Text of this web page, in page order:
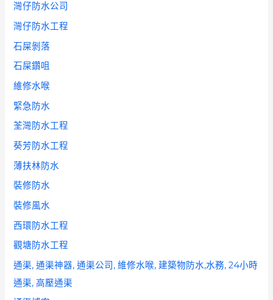
灣仔防水公司
灣仔防水工程
石屎剝落
石屎鑽咀
維修水喉
緊急防水
荃灣防水工程
葵芳防水工程
薄扶林防水
裝修防水
裝修風水
西環防水工程
觀塘防水工程
通渠, 通渠神器, 通渠公司, 維修水喉, 建築物防水,水務, 24小時
通渠, 高壓通渠